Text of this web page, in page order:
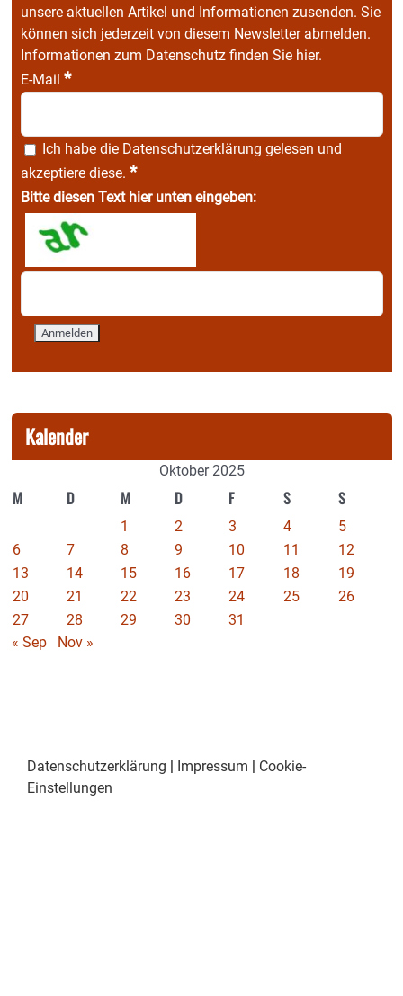
unsere aktuellen Artikel und Informationen zusenden. Sie
können sich jederzeit von diesem Newsletter abmelden.
Informationen zum Datenschutz finden Sie hier.
E-Mail *
Ich habe die Datenschutzerklärung gelesen und
akzeptiere diese. *
Bitte diesen Text hier unten eingeben:
Kalender
Oktober 2025
M D M D F S S
1 2 3 4
5
6
7 8 9 10 11
12
13
14 15 16 17 18
19
20
21 22 23 24 25
26
27
28 29 30
31
« Sep
Nov »
Datenschutzerklärung | Impressum | Cookie-
Einstellungen